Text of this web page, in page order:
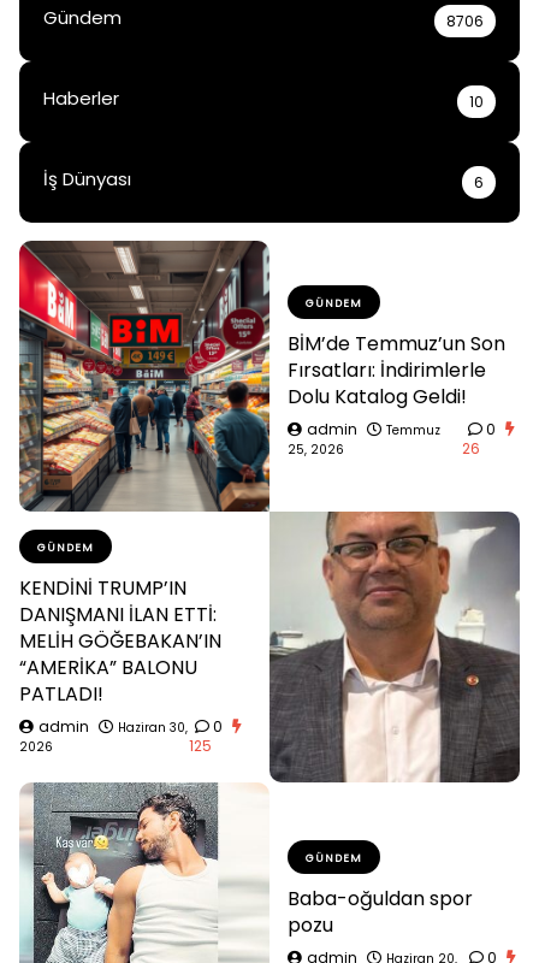
Gündem 8706
Haberler 10
İş Dünyası 6
GÜNDEM
BİM’de Temmuz’un Son
Fırsatları: İndirimlerle
Dolu Katalog Geldi!
admin
Temmuz
25, 2026
0
26
GÜNDEM
KENDİNİ TRUMP’IN
DANIŞMANI İLAN ETTİ:
MELİH GÖĞEBAKAN’IN
“AMERİKA” BALONU
PATLADI!
admin
Haziran 30,
2026
0
125
GÜNDEM
Baba-oğuldan spor
pozu
admin
Haziran 20,
0